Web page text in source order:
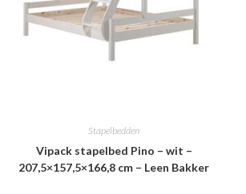
Stapelbedden
Vipack stapelbed Pino – wit –
207,5×157,5×166,8 cm – Leen Bakker